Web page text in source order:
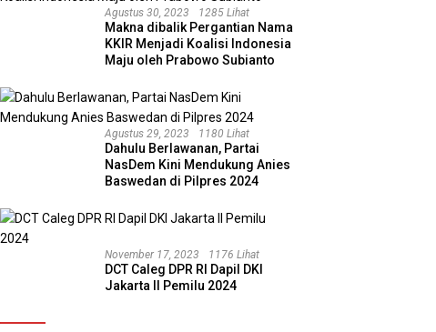
Agustus 30, 2023 1285 Lihat
Makna dibalik Pergantian Nama
KKIR Menjadi Koalisi Indonesia
Maju oleh Prabowo Subianto
Agustus 29, 2023 1180 Lihat
Dahulu Berlawanan, Partai
NasDem Kini Mendukung Anies
Baswedan di Pilpres 2024
November 17, 2023 1176 Lihat
DCT Caleg DPR RI Dapil DKI
Jakarta II Pemilu 2024